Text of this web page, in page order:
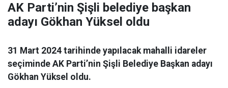
AK Parti’nin Şişli belediye başkan
adayı Gökhan Yüksel oldu
31 Mart 2024 tarihinde yapılacak mahalli idareler
seçiminde AK Parti’nin Şişli Belediye Başkan adayı
Gökhan Yüksel oldu.